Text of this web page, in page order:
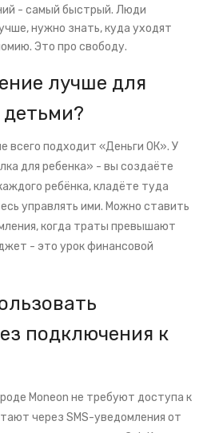
- самый быстрый. Люди
нужно знать, куда уходят
Это про свободу.
лучше для
всего подходит «Деньги ОК». У
для ребенка» - вы создаёте
ребёнка, кладёте туда
управлять ими. Можно ставить
когда траты превышают
- это урок финансовой
подключения к
Moneon не требуют доступа к
через SMS-уведомления от